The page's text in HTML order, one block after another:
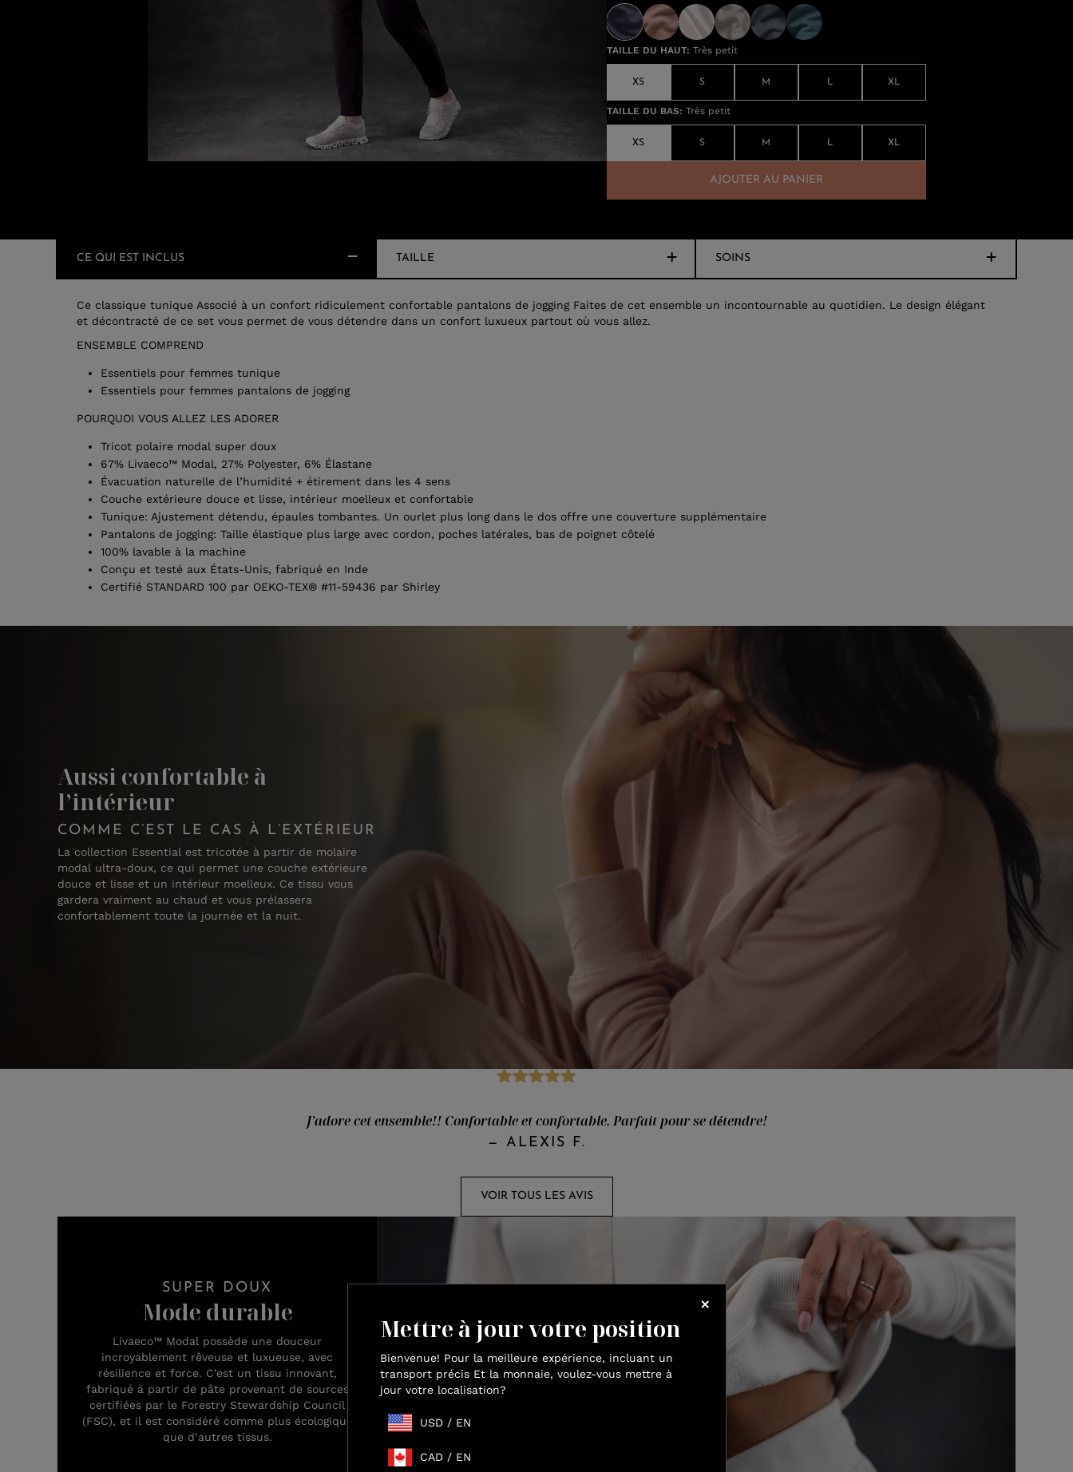
Mettre à jour votre position
Bienvenue! Pour la meilleure expérience, incluant un
transport précis Et la monnaie, voulez-vous mettre à
jour votre localisation?
USD/ EN
CAD/ EN
TAILLE DU HAUT: Très petit
XS S M L XL
TAILLE DU BAS: Très petit
XS S M L XL
AJOUTER AU PANIER
CE QUI EST INCLUS TAILLE SOINS
Ce classique tunique Associé à un confort ridiculement confortable pantalons de jogging Faites de cet ensemble un incontournable au quotidien. Le design élégant
et décontracté de ce set vous permet de vous détendre dans un confort luxueux partout où vous allez.
ENSEMBLE COMPREND
Essentiels pour femmes tunique
Essentiels pour femmes pantalons de jogging
POURQUOI VOUS ALLEZ LES ADORER
Tricot polaire modal super doux
67% Livaeco™ Modal, 27% Polyester, 6% Élastane
Évacuation naturelle de l’humidité + étirement dans les 4 sens
Couche extérieure douce et lisse, intérieur moelleux et confortable
Tunique: Ajustement détendu, épaules tombantes. Un ourlet plus long dans le dos offre une couverture supplémentaire
Pantalons de jogging: Taille élastique plus large avec cordon, poches latérales, bas de poignet côtelé
100% lavable à la machine
Conçu et testé aux États-Unis, fabriqué en Inde
Certifié STANDARD 100 par OEKO-TEX® #11-59436 par Shirley
Aussi confortable à
l’intérieur
COMME C’EST LE CAS À L’EXTÉRIEUR
La collection Essential est tricotée à partir de molaire
modal ultra-doux, ce qui permet une couche extérieure
douce et lisse et un intérieur moelleux. Ce tissu vous
gardera vraiment au chaud et vous prélassera
confortablement toute la journée et la nuit.
J’adore cet ensemble!! Confortable et confortable. Parfait pour se détendre!
— ALEXIS F.
VOIR TOUS LES AVIS
SUPER DOUX
Mode durable
Livaeco™ Modal possède une douceur
incroyablement rêveuse et luxueuse, avec
résilience et force. C’est un tissu innovant,
fabriqué à partir de pâte provenant de sources
certifiées par le Forestry Stewardship Council
(FSC), et il est considéré comme plus écologique
que d’autres tissus.